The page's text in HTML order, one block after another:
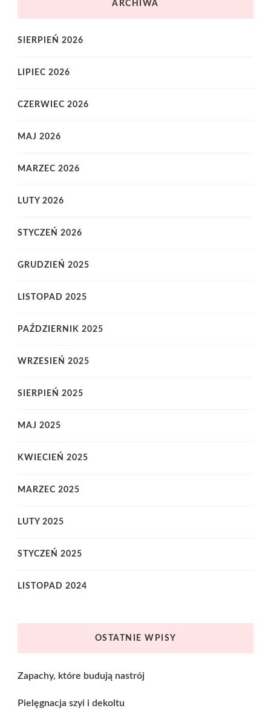
ARCHIWA
SIERPIEŃ 2026
LIPIEC 2026
CZERWIEC 2026
MAJ 2026
MARZEC 2026
LUTY 2026
STYCZEŃ 2026
GRUDZIEŃ 2025
LISTOPAD 2025
PAŹDZIERNIK 2025
WRZESIEŃ 2025
SIERPIEŃ 2025
MAJ 2025
KWIECIEŃ 2025
MARZEC 2025
LUTY 2025
STYCZEŃ 2025
LISTOPAD 2024
OSTATNIE WPISY
Zapachy, które budują nastrój
Pielęgnacja szyi i dekoltu